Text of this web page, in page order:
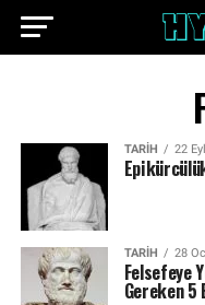
TARIH 22
TARIH 28
Felsefeye
Gereken 5